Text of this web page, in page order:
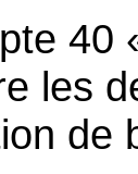
40
les
de